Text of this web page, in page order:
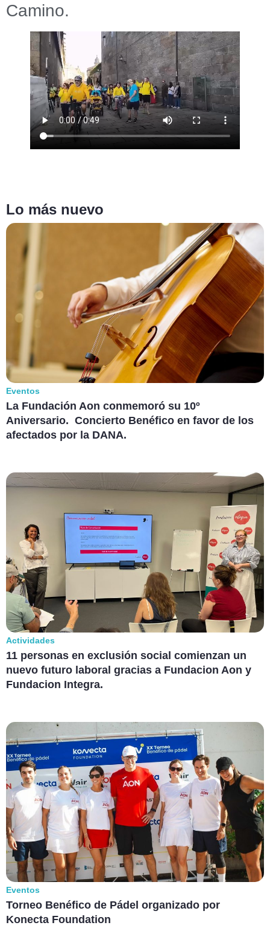
Camino.
Lo más nuevo
Eventos
La Fundación Aon conmemoró su 10º
Aniversario. Concierto Benéfico en favor de los
afectados por la DANA.
Actividades
11 personas en exclusión social comienzan un
nuevo futuro laboral gracias a Fundacion Aon y
Fundacion Integra.
Eventos
Torneo Benéfico de Pádel organizado por
Konecta Foundation